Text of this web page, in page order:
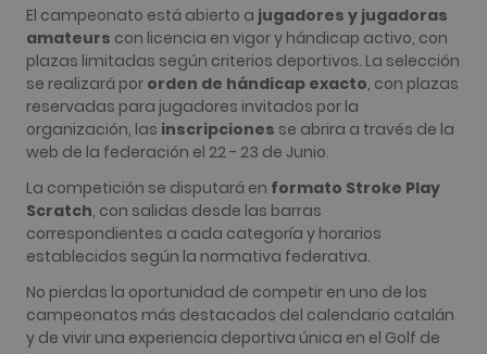
El campeonato está abierto a jugadores y jugadoras
amateurs con licencia en vigor y hándicap activo, con
plazas limitadas según criterios deportivos. La selección
se realizará por orden de hándicap exacto, con plazas
reservadas para jugadores invitados por la
organización, las inscripciones se abrira a través de la
web de la federación el 22 - 23 de Junio.
La competición se disputará en formato Stroke Play
Scratch, con salidas desde las barras
correspondientes a cada categoría y horarios
establecidos según la normativa federativa.
No pierdas la oportunidad de competir en uno de los
campeonatos más destacados del calendario catalán
y de vivir una experiencia deportiva única en el Golf de
número
generado
como
cliente. Se
página de
visitantes,
caduca
de 2 años,
aunque